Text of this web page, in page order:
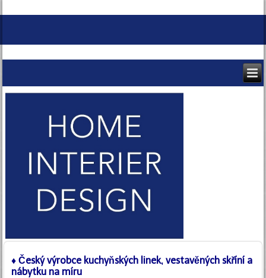
♦Český výrobcekuchyňských linek,vestavěných skříní a
nábytku na míru